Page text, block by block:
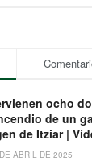
ocho
de un
de Itziar |
ABRIL DE 2025